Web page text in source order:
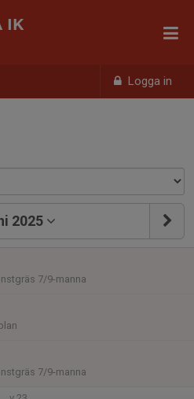
Logga in
IK
2025
7/9-manna
7/9-manna